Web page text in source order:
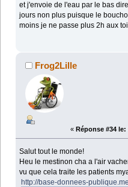
et j'envoie de l'eau par le bas
jours non plus puisque le
moins je ne passe plus 2h aux
Frog2Lille
« Réponse #34 le:
Salut tout le monde!
Heu le mestinon cha a l'air
vu que cela traite les patients
http://base-donnees-